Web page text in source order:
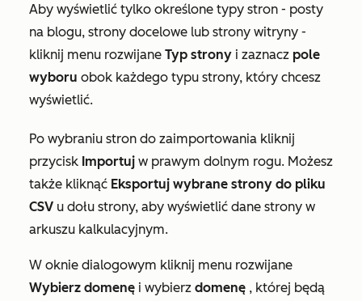
Aby wyświetlić tylko określone typy stron - posty
na blogu, strony docelowe lub strony witryny -
kliknij menu rozwijane Typ strony i zaznacz pole
wyboru obok każdego typu strony, który chcesz
wyświetlić.
Po wybraniu stron do zaimportowania kliknij
przycisk Importuj w prawym dolnym rogu. Możesz
także kliknąć Eksportuj wybrane strony do pliku
CSV u dołu strony, aby wyświetlić dane strony w
arkuszu kalkulacyjnym.
W oknie dialogowym kliknij menu rozwijane
Wybierz domenę i wybierz domenę , której będą